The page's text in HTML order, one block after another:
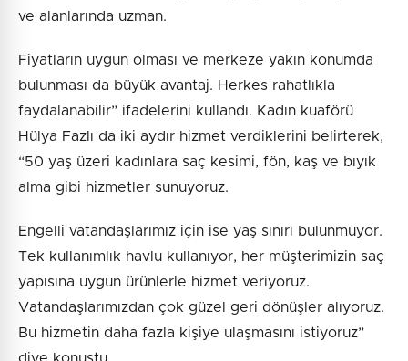
ve alanlarında uzman.
Fiyatların uygun olması ve merkeze yakın konumda
bulunması da büyük avantaj. Herkes rahatlıkla
faydalanabilir” ifadelerini kullandı. Kadın kuaförü
Hülya Fazlı da iki aydır hizmet verdiklerini belirterek,
“50 yaş üzeri kadınlara saç kesimi, fön, kaş ve bıyık
alma gibi hizmetler sunuyoruz.
Engelli vatandaşlarımız için ise yaş sınırı bulunmuyor.
Tek kullanımlık havlu kullanıyor, her müşterimizin saç
yapısına uygun ürünlerle hizmet veriyoruz.
Vatandaşlarımızdan çok güzel geri dönüşler alıyoruz.
Bu hizmetin daha fazla kişiye ulaşmasını istiyoruz”